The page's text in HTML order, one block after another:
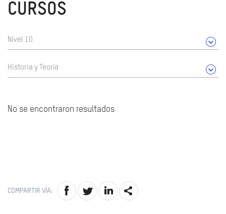
CURSOS
Nivel 10
Historia y Teoría
No se encontraron resultados
COMPARTIR VÍA: